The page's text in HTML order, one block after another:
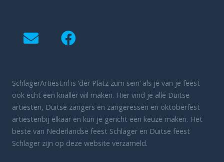
SchlagerArtiest.nl is ‘der Platz zum sein’ als je van je feest
ook echt een knaller wil maken. Hier vind je alle Duitse
artiesten, Duitse zangers en zangeressen en oktoberfest
artiestenbij elkaar en kun je gericht een keuze maken. Het
beste van Nederlandse feest Schlager en Duitse feest
Schlager zijn op deze website verzameld.